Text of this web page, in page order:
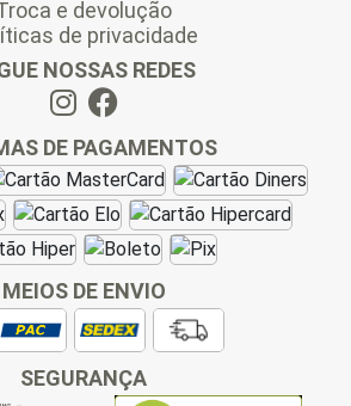
e devolução
de privacidade
NOSSAS REDES
DE PAGAMENTOS
MEIOS DE ENVIO
SEGURANÇA